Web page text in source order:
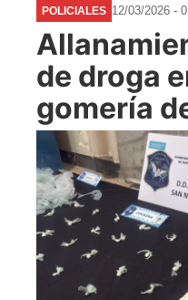
POLICIALES 12/03/2026 -
de droga
gomería